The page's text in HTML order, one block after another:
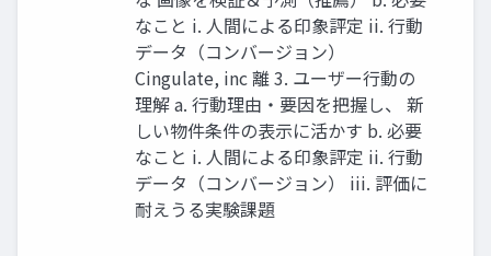
なこと i. 人間による印象評定 ii. 行動
データ（コンバージョン）
Cingulate, inc 離 3. ユーザー行動の
理解 a. 行動理由・要因を把握し、 新
しい物件条件の表示に活かす b. 必要
なこと i. 人間による印象評定 ii. 行動
データ（コンバージョン） iii. 評価に
耐えうる実験課題